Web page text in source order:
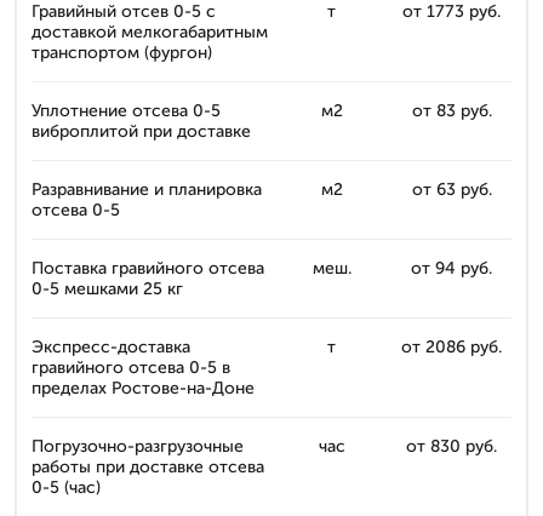
Гравийный отсев 0-5 с
доставкой мелкогабаритным
транспортом (фургон)
т от 1773 руб.
Уплотнение отсева 0-5
виброплитой при доставке
м2 от 83 руб.
Разравнивание и планировка
отсева 0-5
м2 от 63 руб.
Поставка гравийного отсева
0-5 мешками 25 кг
меш. от 94 руб.
Экспресс-доставка
гравийного отсева 0-5 в
пределах Ростове-на-Доне
т от 2086 руб.
Погрузочно-разгрузочные
работы при доставке отсева
0-5 (час)
час от 830 руб.